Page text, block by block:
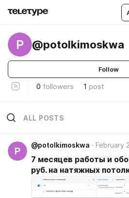
P @potolkimoskwa
Follow
0 followers 1 post
ALL POSTS
P
@potolkimoskwa February
7 месяцев работы и
руб. на натяжных